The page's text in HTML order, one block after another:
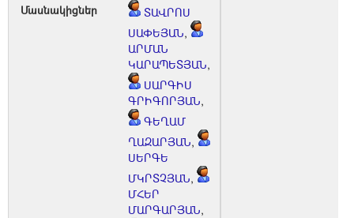
Մասնակիցներ
ՏԱՎՐՈՍ
ՍԱՓԵՅԱՆ,
ԱՐՄԱՆ
ԿԱՐԱՊԵՏՅԱՆ,
ՍԱՐԳԻՍ
ԳՐԻԳՈՐՅԱՆ,
ԳԵՂԱՄ
ՂԱԶԱՐՅԱՆ,
ՍԵՐԳԵ
ՄԿՐՏՉՅԱՆ,
ՄՀԵՐ
ՄԱՐԳԱՐՅԱՆ,